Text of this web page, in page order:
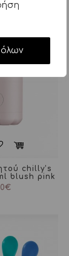
chilly’s
blush pink
€